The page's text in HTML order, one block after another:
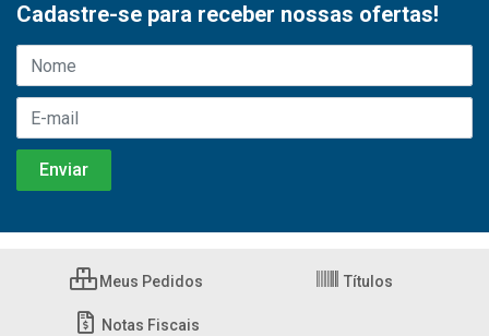
Cadastre-se para receber nossas ofertas!
Meus Pedidos Títulos
Notas Fiscais